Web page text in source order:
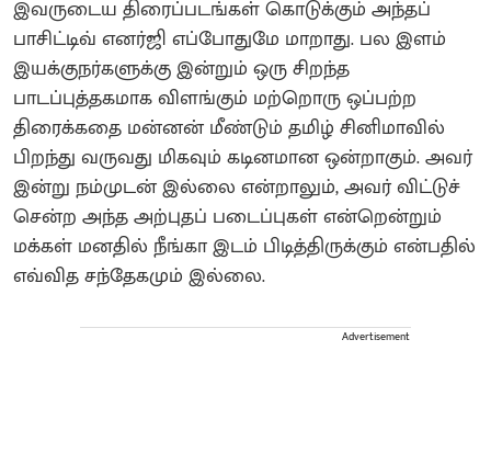
இவருடைய திரைப்படங்கள் கொடுக்கும் அந்தப்
பாசிட்டிவ் எனர்ஜி எப்போதுமே மாறாது. பல இளம்
இயக்குநர்களுக்கு இன்றும் ஒரு சிறந்த
பாடப்புத்தகமாக விளங்கும் மற்றொரு ஒப்பற்ற
திரைக்கதை மன்னன் மீண்டும் தமிழ் சினிமாவில்
பிறந்து வருவது மிகவும் கடினமான ஒன்றாகும். அவர்
இன்று நம்முடன் இல்லை என்றாலும், அவர் விட்டுச்
சென்ற அந்த அற்புதப் படைப்புகள் என்றென்றும்
மக்கள் மனதில் நீங்கா இடம் பிடித்திருக்கும் என்பதில்
எவ்வித சந்தேகமும் இல்லை.
Advertisement